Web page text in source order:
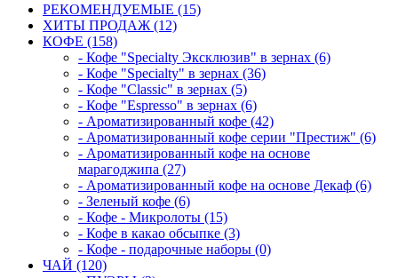
РЕКОМЕНДУЕМЫЕ (15)
ХИТЫ ПРОДАЖ (12)
КОФЕ (158)
- Кофе "Specialty Эксклюзив" в зернах (6)
- Кофе "Specialty" в зернах (36)
- Кофе "Classic" в зернах (5)
- Кофе "Espresso" в зернах (6)
- Ароматизированный кофе (42)
- Ароматизированный кофе серии "Престиж" (6)
- Ароматизированный кофе на основе
марагоджипа (27)
- Ароматизированный кофе на основе Декаф (6)
- Зеленый кофе (6)
- Кофе - Микролоты (15)
- Кофе в какао обсыпке (3)
- Кофе - подарочные наборы (0)
ЧАЙ (120)